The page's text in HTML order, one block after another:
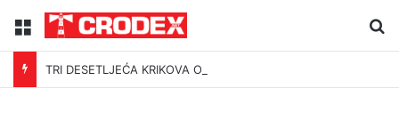
Menu
TRI DESETLJEĆA KRIKOVA OČAJNIKA